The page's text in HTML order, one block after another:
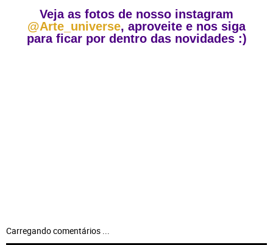
Veja as fotos de nosso instagram
@Arte_universe, aproveite e nos siga
para ficar por dentro das novidades :)
Carregando comentários ...